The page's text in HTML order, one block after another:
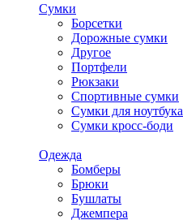
Сумки
Борсетки
Дорожные сумки
Другое
Портфели
Рюкзаки
Спортивные сумки
Сумки для ноутбука
Сумки кросс-боди
Одежда
Бомберы
Брюки
Бушлаты
Джемпера